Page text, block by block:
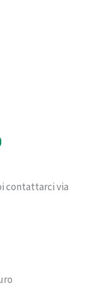
contattarci via